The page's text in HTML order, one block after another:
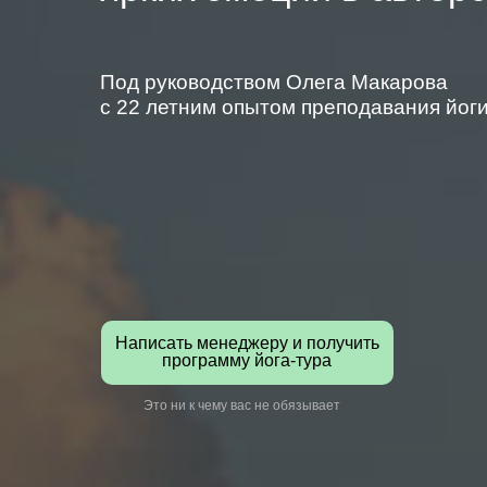
Написать менеджеру и получить
программу йога-тура
Это ни к чему вас не обязывает
Под руководством Олега Макарова
с 22 летним опытом преподавания